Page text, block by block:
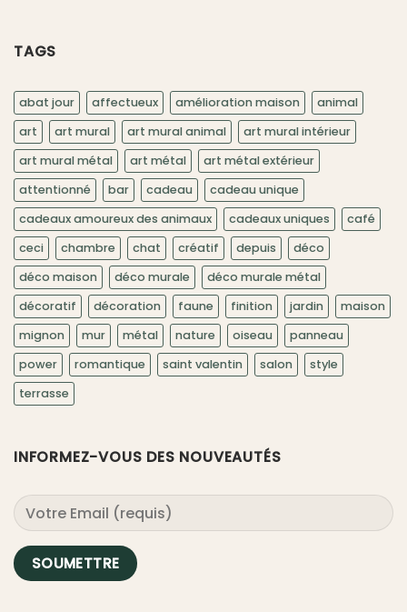
TAGS
abat jour affectueux amélioration maison
animal
art
art mural art mural animal
art mural intérieur
art mural métal
art métal
art métal extérieur
attentionné
bar cadeau
cadeau unique
cadeaux amoureux des animaux
cadeaux uniques
café
ceci
chambre chat créatif depuis
déco
déco maison
déco murale
déco murale métal
décoratif
décoration faune finition jardin
maison
mignon
mur métal nature oiseau
panneau
power
romantique saint valentin salon
style
terrasse
INFORMEZ-VOUS DES NOUVEAUTÉS